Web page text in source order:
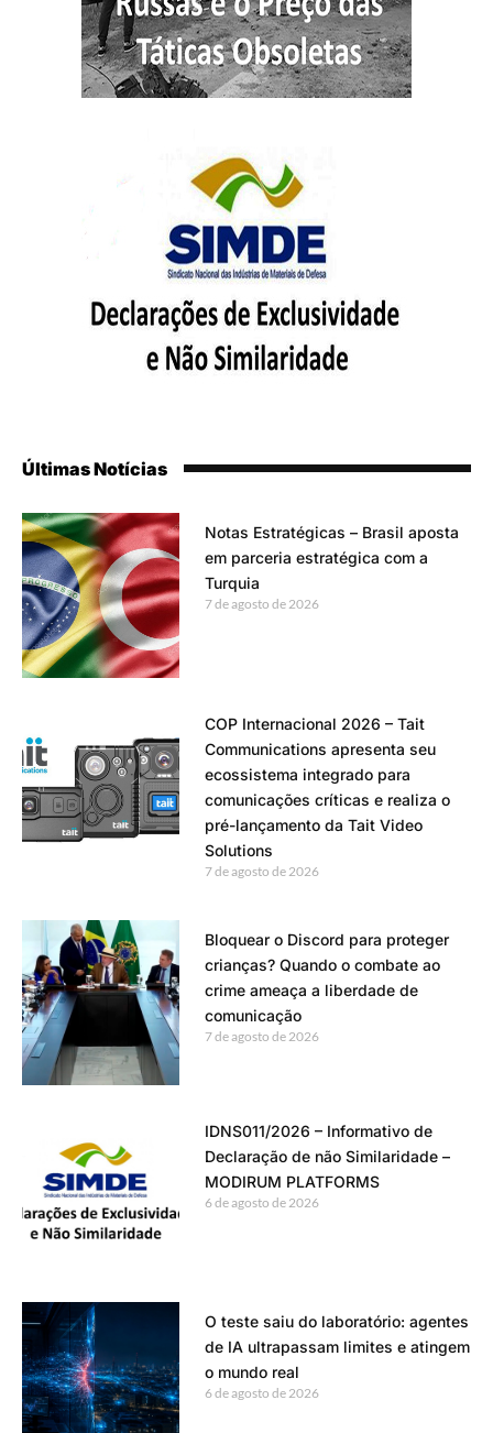
Últimas Notícias
Notas Estratégicas – Brasil aposta
em parceria estratégica com a
Turquia
7 de agosto de 2026
COP Internacional 2026 – Tait
Communications apresenta seu
ecossistema integrado para
comunicações críticas e realiza o
pré-lançamento da Tait Video
Solutions
7 de agosto de 2026
Bloquear o Discord para proteger
crianças? Quando o combate ao
crime ameaça a liberdade de
comunicação
7 de agosto de 2026
IDNS011/2026 – Informativo de
Declaração de não Similaridade –
MODIRUM PLATFORMS
6 de agosto de 2026
O teste saiu do laboratório: agentes
de IA ultrapassam limites e atingem
o mundo real
6 de agosto de 2026